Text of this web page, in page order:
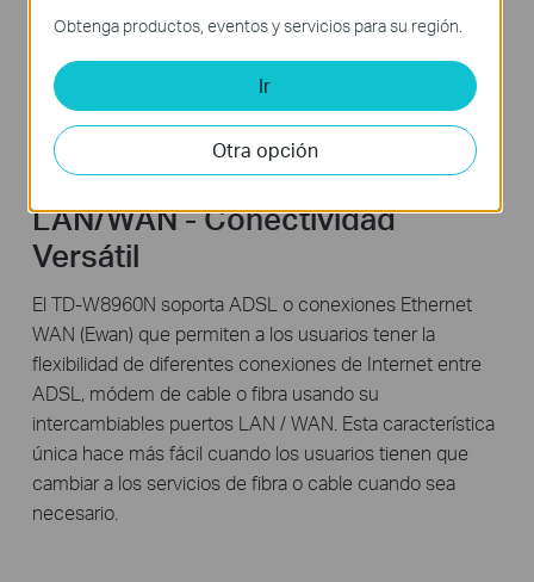
Puerto Intercambiable
LAN/WAN - Conectividad
Versátil
El TD-W8960N soporta ADSL o conexiones Ethernet
WAN (Ewan) que permiten a los usuarios tener la
flexibilidad de diferentes conexiones de Internet entre
ADSL, módem de cable o fibra usando su
intercambiables puertos LAN / WAN. Esta característica
única hace más fácil cuando los usuarios tienen que
cambiar a los servicios de fibra o cable cuando sea
necesario.
Obtenga productos, eventos y servicios para su región.
Ir
Otra opción